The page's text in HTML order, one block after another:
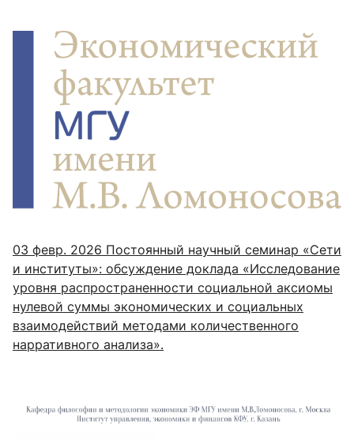
03 февр. 2026 Постоянный научный семинар «Сети
и институты»: обсуждение доклада «Исследование
уровня распространенности социальной аксиомы
нулевой суммы экономических и социальных
взаимодействий методами количественного
нарративного анализа».